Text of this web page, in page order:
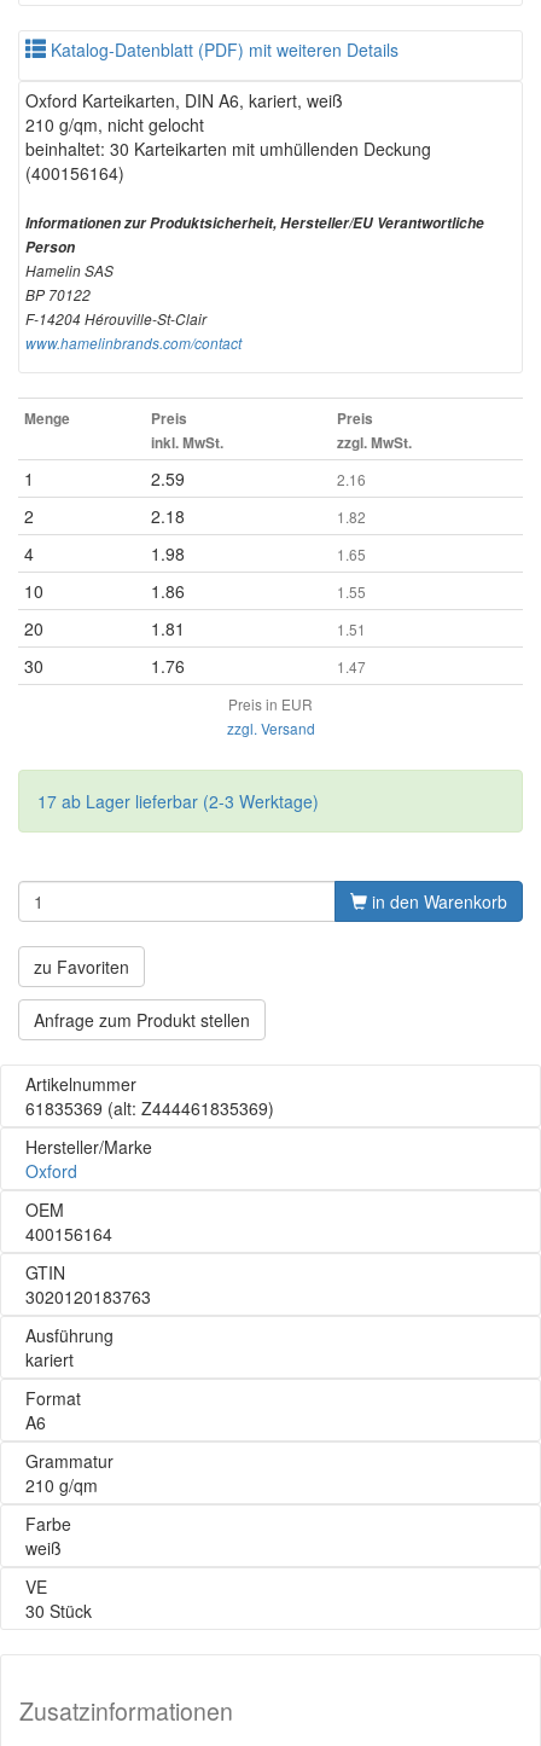
Katalog-Datenblatt (PDF) mit weiteren Details
Oxford Karteikarten, DIN A6, kariert, weiß
210 g/qm, nicht gelocht
beinhaltet: 30 Karteikarten mit umhüllenden Deckung
(400156164)
Informationen zur Produktsicherheit, Hersteller/EU Verantwortliche
Person
Hamelin SAS
BP 70122
F-14204 Hérouville-St-Clair
www.hamelinbrands.com/contact
Menge
Preis
inkl. MwSt.
Preis
zzgl. MwSt.
1 2.59 2.16
2 2.18 1.82
4 1.98 1.65
10 1.86 1.55
20 1.81 1.51
30 1.76
1.47
Preis in EUR
zzgl. Versand
17 ab Lager lieferbar (2-3 Werktage)
in den Warenkorb
zu Favoriten
Anfrage zum Produkt stellen
Artikelnummer
61835369 (alt: Z444461835369)
Hersteller/Marke
Oxford
OEM
400156164
GTIN
3020120183763
Ausführung
kariert
Format
A6
Grammatur
210 g/qm
Farbe
weiß
VE
30 Stück
Zusatzinformationen